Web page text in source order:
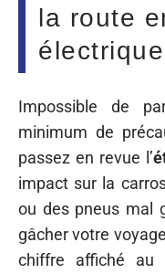
la route
électrique
Impossible de
minimum de
passez en revue l’
impact sur la
ou des pneus mal
gâcher votre
chiffre affiché au